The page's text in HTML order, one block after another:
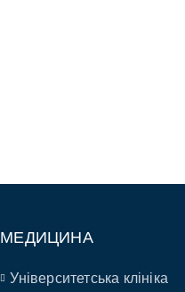
МЕДИЦИНА
Університетська клініка